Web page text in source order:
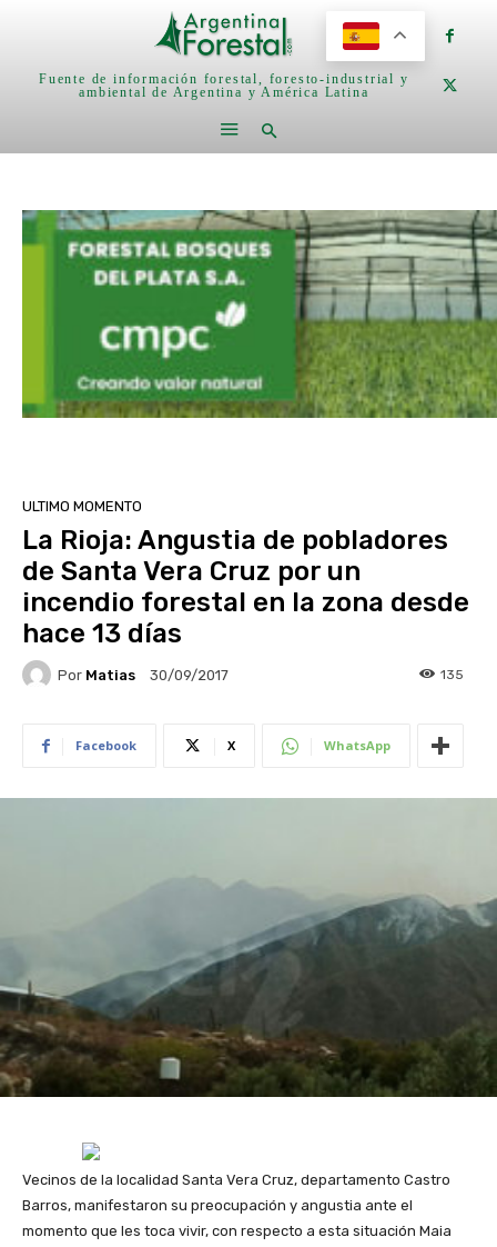
Fuente de información forestal, foresto-industrial y
ambiental de Argentina y América Latina
ULTIMO MOMENTO
La Rioja: Angustia de pobladores
de Santa Vera Cruz por un
incendio forestal en la zona desde
hace 13 días
Por Matias 30/09/2017 135
Facebook X WhatsApp
Vecinos de la localidad Santa Vera Cruz, departamento Castro
Barros, manifestaron su preocupación y angustia ante el
momento que les toca vivir, con respecto a esta situación Maia